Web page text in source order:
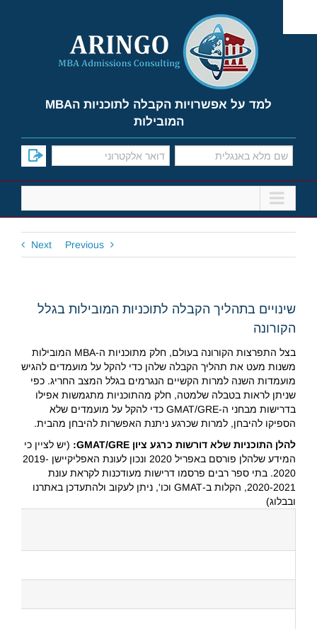
content
למד על אפשרויות הקבלה לתוכניות הMBA
המובילות
Previous
Next
שינויים בתהליך הקבלה לתוכניות המובילות בגלל
הקורונה
בצל התפרצות הקורונה בעולם, חלק מתוכניות ה-MBA המובילות
משנות מעט את תהליך הקבלה שלהן כדי להקל על מועמדים להגיש
מועמדות השנה למרות הקשיים הנגרמים בגלל המצב החריג. כפי
שניתן לראות בטבלה שלמטה, חלק מהתוכניות מתגמשות אפילו
בדרישות מבחני ה-GMAT/GRE כדי להקל על מועמדים שלא
הספיקו להיבחן, למרות שכרגע ניתנת האפשרות להיבחן מהבית.
להלן התוכניות שלא דורשות כרגע ציון GMAT/GRE:
(יש לציין כי
המידע שלהלן פורסם באפריל 2020 ונכון לעונת האפליקיישן 2019-
2020. בתי ספר רבים פרסמו דרישות מעודכנות לקראת עונת
2020-2021, הקלות ב-GMAT וכו', ניתן לעקוב ולהתעדכן באתרנו
ובבלוג)